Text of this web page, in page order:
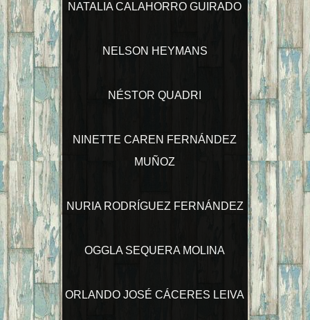
NATALIA CALAHORRO GUIRADO
NELSON HEYMANS
NÉSTOR QUADRI
NINETTE CAREN FERNÁNDEZ
MUÑOZ
NURIA RODRÍGUEZ FERNÁNDEZ
OGGLA SEQUERA MOLINA
ORLANDO JOSÉ CÁCERES LEIVA